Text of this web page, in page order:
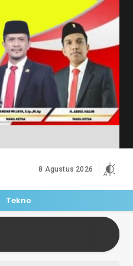
8 Agustus 2026
Tekno